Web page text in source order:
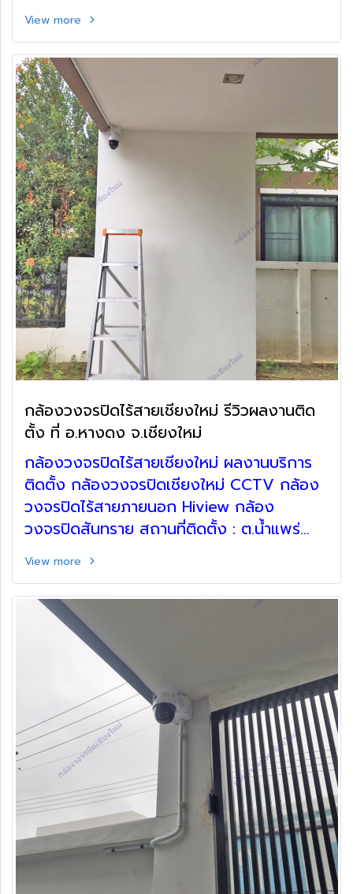
View more
กล้องวงจรปิดไร้สายเชียงใหม่ รีวิวผลงานติด
ตั้ง ที่ อ.หางดง จ.เชียงใหม่
กล้องวงจรปิดไร้สายเชียงใหม่ ผลงานบริการ
ติดตั้ง กล้องวงจรปิดเชียงใหม่ CCTV กล้อง
วงจรปิดไร้สายภายนอก Hiview กล้อง
วงจรปิดสันทราย สถานที่ติดตั้ง : ต.น้ำแพร่
View more